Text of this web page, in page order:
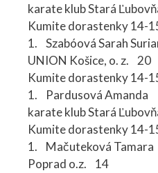
karate klub Stará
Kumite dorastenky 14-
1. Szabóová Sarah
UNION Košice, o. z. 20
Kumite dorastenky 14-
1. Pardusová Amanda
karate klub Stará
Kumite dorastenky 14-
1. Mačuteková
Poprad o.z. 14